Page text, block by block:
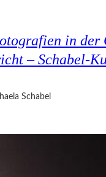
in der
– Schabel-
Schabel